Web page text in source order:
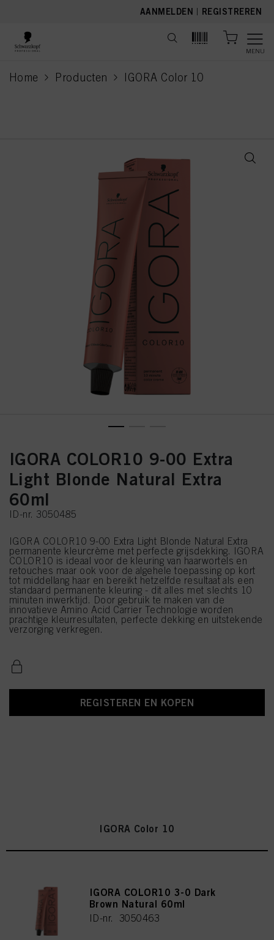
AANMELDEN | REGISTREREN
MENU
Home Producten IGORA Color 10
current page
IGORA COLOR10 9-00 Extra
Light Blonde Natural Extra
60ml
ID-nr. 3050485
IGORA COLOR10 9-00 Extra Light Blonde Natural Extra
permanente kleurcrème met perfecte grijsdekking. IGORA
COLOR10 is ideaal voor de kleuring van haarwortels en
retouches maar ook voor de algehele toepassing op kort
tot middellang haar en bereikt hetzelfde resultaat als een
standaard permanente kleuring - dit alles met slechts 10
minuten inwerktijd. Door gebruik te maken van de
innovatieve Amino Acid Carrier Technologie worden
prachtige kleurresultaten, perfecte dekking en uitstekende
verzorging verkregen.
REGISTEREN EN KOPEN
IGORA Color 10
IGORA COLOR10 3-0 Dark
Brown Natural 60ml
ID-nr. 3050463